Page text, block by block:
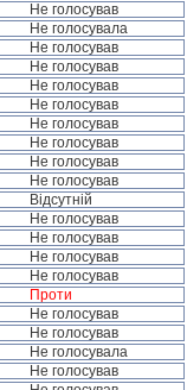
Не голосував
Не голосувала
Не голосував
Не голосував
Не голосував
Не голосував
Не голосував
Не голосував
Не голосував
Не голосував
Відсутній
Не голосував
Не голосував
Не голосував
Не голосував
Проти
Не голосував
Не голосував
Не голосувала
Не голосував